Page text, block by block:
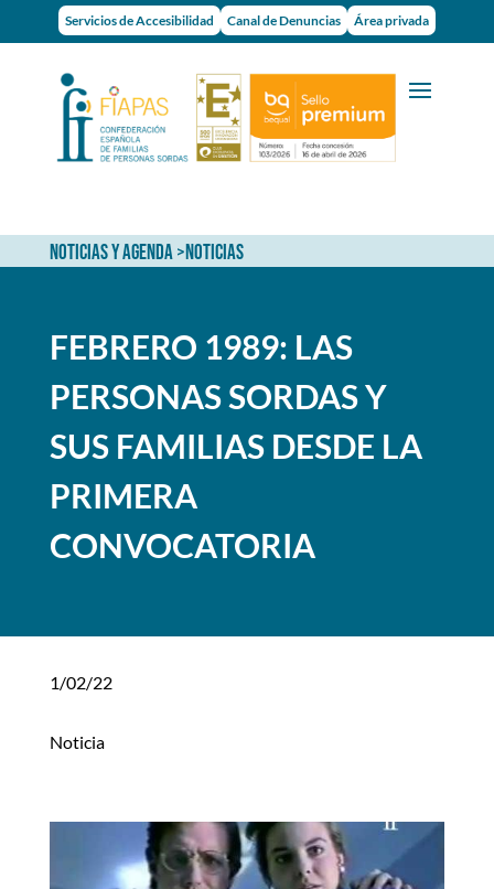
Servicios de Accesibilidad Canal de Denuncias Área privada
NOTICIAS Y AGENDA>NOTICIAS
FEBRERO 1989: LAS
PERSONAS SORDAS Y
SUS FAMILIAS DESDE LA
PRIMERA
CONVOCATORIA
1/02/22
Noticia